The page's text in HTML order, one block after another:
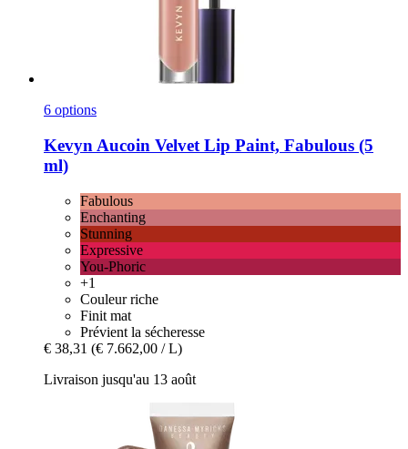
6 options
Kevyn Aucoin Velvet Lip Paint, Fabulous (5
ml)
Fabulous
Enchanting
Stunning
Expressive
You-Phoric
+1
Couleur riche
Finit mat
Prévient la sécheresse
€ 38,31 (€ 7.662,00 / L)
Livraison jusqu'au 13 août